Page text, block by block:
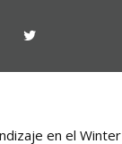
en el